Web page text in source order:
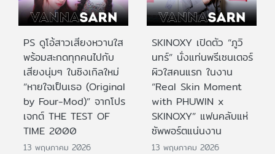
PS ดูโอ้สาวเสียงหวานใส
พร้อมสะกดทุกคนไปกับ
เสียงนุ่มๆ ในซิงเกิลใหม่
“หายใจเป็นเธอ (Original
by Four-Mod)” จากโปร
เจกต์ THE TEST OF
TIME 2000
13 พฤษภาคม 2026
SKINOXY เปิดตัว “ภูวิ
นทร์” นั่งแท่นพรีเซนเตอร์
ผิวใสคนแรก ในงาน
“Real Skin Moment
with PHUWIN x
SKINOXY” แฟนคลับแห่
ซัพพอร์ตแน่นงาน
13 พฤษภาคม 2026